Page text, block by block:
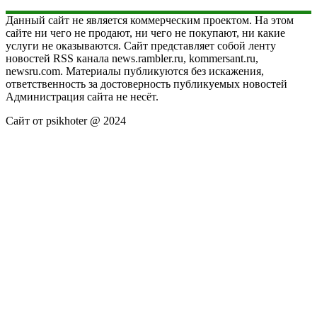
Данный сайт не является коммерческим проектом. На этом
сайте ни чего не продают, ни чего не покупают, ни какие
услуги не оказываются. Сайт представляет собой ленту
новостей RSS канала news.rambler.ru, kommersant.ru,
newsru.com. Материалы публикуются без искажения,
ответственность за достоверность публикуемых новостей
Администрация сайта не несёт.
Сайт от psikhoter @ 2024